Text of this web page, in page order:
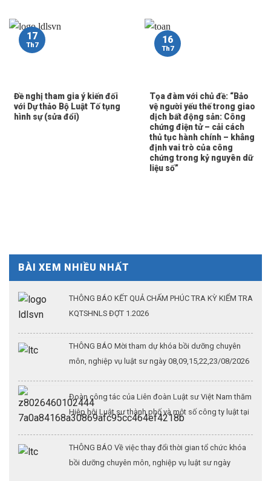
Đề nghị tham gia ý kiến đối
với Dự thảo Bộ Luật Tố tụng
hình sự (sửa đổi)
17
Th7
Tọa đàm với chủ đề: “Bảo
vệ người yếu thế trong giao
dịch bất động sản: Công
chứng điện tử – cải cách
thủ tục hành chính – khẳng
định vai trò của công
chứng trong kỷ nguyên dữ
liệu số”
16
Th7
BÀI XEM NHIỀU NHẤT
THÔNG BÁO KẾT QUẢ CHẤM PHÚC TRA KỲ KIỂM TRA
KQTSHNLS ĐỢT 1.2026
THÔNG BÁO Mời tham dự khóa bồi dưỡng chuyên
môn, nghiệp vụ luật sư ngày 08,09,15,22,23/08/2026
Đoàn công tác của Liên đoàn Luật sư Việt Nam thăm
Hiệp hội Luật sư thành phố và một số công ty luật tại
THÔNG BÁO Về việc thay đổi thời gian tổ chức khóa
bồi dưỡng chuyên môn, nghiệp vụ luật sư ngày